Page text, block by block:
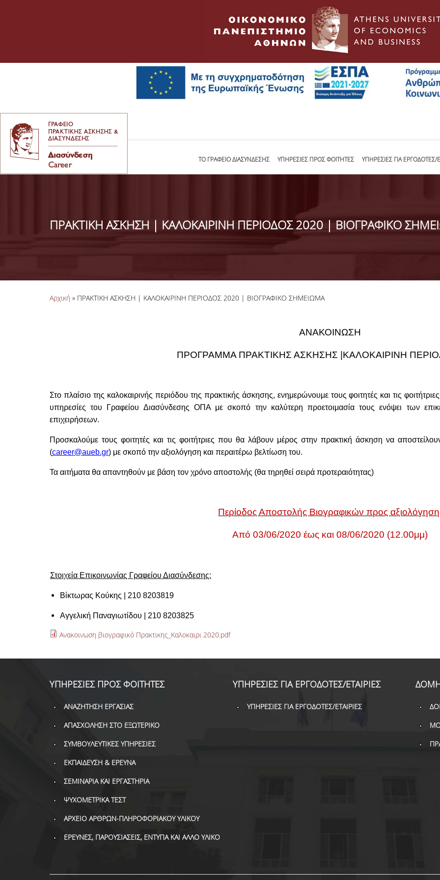
ΤΟ ΓΡΑΦΕΙΟ ΔΙΑΣΥΝΔΕΣΗΣ ΥΠΗΡΕΣΙΕΣ ΠΡΟΣ ΦΟΙΤΗΤΕΣ ΥΠΗΡΕΣΙΕΣ ΓΙΑ ΕΡΓΟΔΟΤΕΣ/
ΠΡΑΚΤΙΚΗ ΑΣΚΗΣΗ | ΚΑΛΟΚΑΙΡΙΝΗ ΠΕΡΙΟΔΟΣ 2020 | ΒΙΟΓΡΑΦΙΚΟ
Είστε εδώ
Αρχική » ΠΡΑΚΤΙΚΗ ΑΣΚΗΣΗ | ΚΑΛΟΚΑΙΡΙΝΗ ΠΕΡΙΟΔΟΣ 2020 | ΒΙΟΓΡΑΦΙΚΟ ΣΗΜΕΙΩΜΑ
ΑΝΑΚΟΙΝΩΣΗ
ΠΡΟΓΡΑΜΜΑ ΠΡΑΚΤΙΚΗΣ ΑΣΚΗΣΗΣ |ΚΑΛΟΚΑΙΡΙΝΗ
Στο πλαίσιο της καλοκαιρινής περιόδου της πρακτικής άσκησης, ενημερώνουμε τους φοιτητές και τις
υπηρεσίες του Γραφείου Διασύνδεσης ΟΠΑ με σκοπό την καλύτερη προετοιμασία τους ενόψει των
επιχειρήσεων.
Προσκαλούμε τους φοιτητές και τις φοιτήτριες που θα λάβουν μέρος στην πρακτική άσκηση να
(career@aueb.gr) με σκοπό την αξιολόγηση και περαιτέρω βελτίωση του.
Τα αιτήματα θα απαντηθούν με βάση τον χρόνο αποστολής (θα τηρηθεί σειρά προτεραιότητας)
Περίοδος Αποστολής Βιογραφικών προς
Από 03/06/2020 έως και 08/06/2020 (12.00μμ)
Στοιχεία Επικοινωνίας Γραφείου Διασύνδεσης:
Βίκτωρας Κούκης | 210 8203819
Αγγελική Παναγιωτίδου | 210 8203825
Ανακοινωση βιογραφικό Πρακτικης_Καλοκαιρι 2020.pdf
ΥΠΗΡΕΣΙΕΣ ΠΡΟΣ ΦΟΙΤΗΤΕΣ
ΑΝΑΖΗΤΗΣΗ ΕΡΓΑΣΙΑΣ
ΑΠΑΣΧΟΛΗΣΗ ΣΤΟ ΕΞΩΤΕΡΙΚΟ
ΣΥΜΒΟΥΛΕΥΤΙΚΕΣ ΥΠΗΡΕΣΙΕΣ
ΕΚΠΑΙΔΕΥΣΗ & ΕΡΕΥΝΑ
ΣΕΜΙΝΑΡΙΑ ΚΑΙ ΕΡΓΑΣΤΗΡΙΑ
ΨΥΧΟΜΕΤΡΙΚΑ ΤΕΣΤ
ΑΡΧΕΙΟ ΑΡΘΡΩΝ-ΠΛΗΡΟΦΟΡΙΑΚΟΥ ΥΛΙΚΟΥ
ΕΡΕΥΝΕΣ, ΠΑΡΟΥΣΙΑΣΕΙΣ, ΕΝΤΥΠΑ ΚΑΙ ΑΛΛΟ ΥΛΙΚΟ
ΥΠΗΡΕΣΙΕΣ ΓΙΑ ΕΡΓΟΔΟΤΕΣ/ΕΤΑΙΡΙΕΣ
ΥΠΗΡΕΣΙΕΣ ΓΙΑ ΕΡΓΟΔΟΤΕΣ/ΕΤΑΙΡΙΕΣ